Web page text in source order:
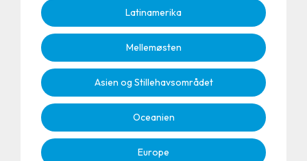
Latinamerika
Mellemøsten
Asien og Stillehavsområdet
Oceanien
Europe